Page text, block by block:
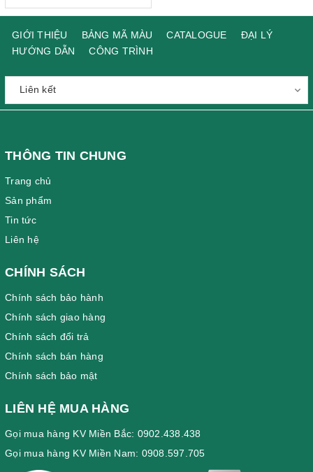
GIỚI THIỆU BẢNG MÃ MÀU CATALOGUE
ĐẠI LÝ
HƯỚNG DẪN
CÔNG TRÌNH
THÔNG TIN CHUNG
Trang chủ
Sản phẩm
Tin tức
Liên hệ
CHÍNH SÁCH
Chính sách bảo hành
Chính sách giao hàng
Chính sách đổi trả
Chính sách bán hàng
Chính sách bảo mật
LIÊN HỆ MUA HÀNG
Gọi mua hàng KV Miền Bắc: 0902.438.438
Gọi mua hàng KV Miền Nam: 0908.597.705